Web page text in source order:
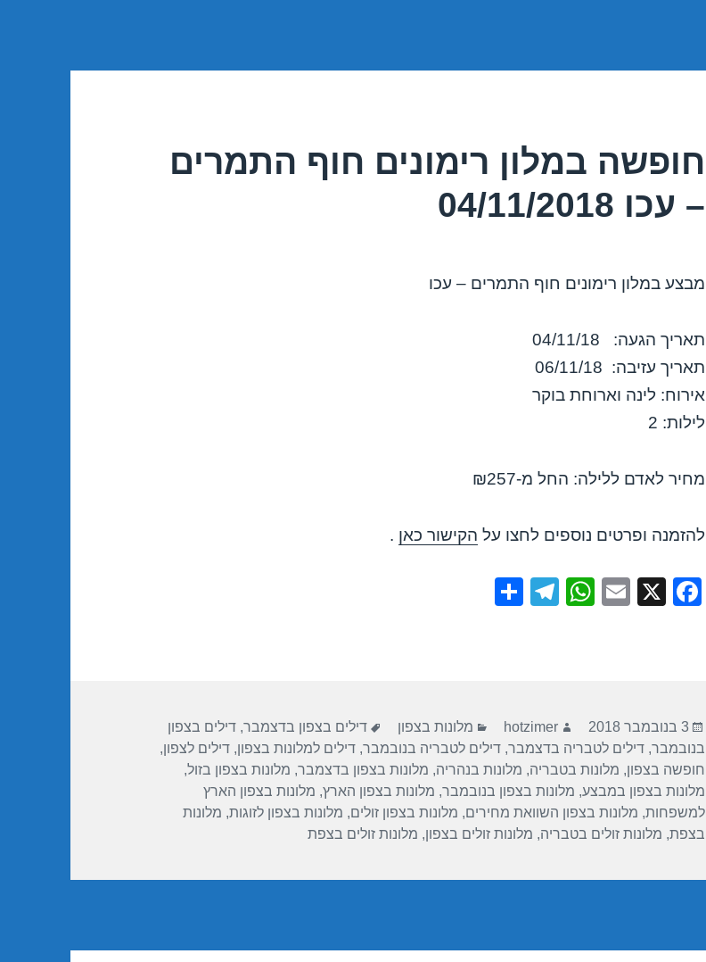
חופשה במלון רימונים חוף התמרים
– עכו 04/11/2018
מבצע במלון רימונים חוף התמרים – עכו
תאריך הגעה: 04/11/18
תאריך עזיבה: 06/11/18
אירוח: לינה וארוחת בוקר
לילות: 2
מחיר לאדם ללילה: החל מ-₪257
להזמנה ופרטים נוספים לחצו על הקישור כאן .
F
o
o
k
X
E
W
p
p
T
m
פורסם
בתאריך
3 בנובמבר 2018 מחבר
hotzimer קטגוריות
מלונות בצפון תגיות
דילים בצפון בדצמבר,דילים בצפון
בנובמבר,דילים לטבריה בדצמבר,דילים לטבריה בנובמבר,דילים למלונות בצפון,דילים לצפון,
חופשה בצפון, מלונות בטבריה, מלונות בנהריה, מלונות בצפון בדצמבר, מלונות בצפון בזול,
מלונות בצפון במבצע, מלונות בצפון בנובמבר, מלונות בצפון הארץ, מלונות בצפון הארץ
למשפחות, מלונות בצפון השוואת מחירים, מלונות בצפון זולים, מלונות בצפון לזוגות, מלונות
בצפת, מלונות זולים בטבריה, מלונות זולים בצפון, מלונות זולים בצפת